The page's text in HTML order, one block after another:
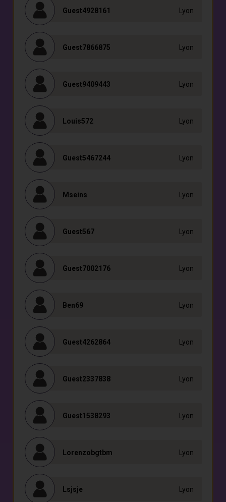
Guest4928161 Lyon
Guest7866875 Lyon
Guest9409443 Lyon
Louis572 Lyon
Guest5467244 Lyon
Mseins Lyon
Guest567 Lyon
Guest7002176 Lyon
Ben69 Lyon
Guest4262864 Lyon
Guest2337838 Lyon
Guest1538293 Lyon
Lorenzobgtbm Lyon
Lsjsje Lyon